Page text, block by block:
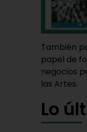
También
papel de
negocios
las Artes.
Lo